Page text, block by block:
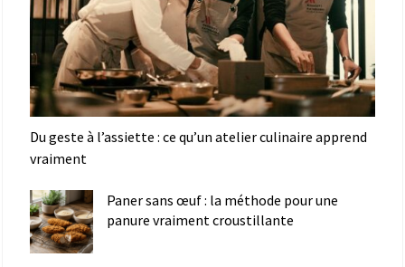
Du geste à l’assiette : ce qu’un atelier culinaire apprend
vraiment
Paner sans œuf : la méthode pour une
panure vraiment croustillante